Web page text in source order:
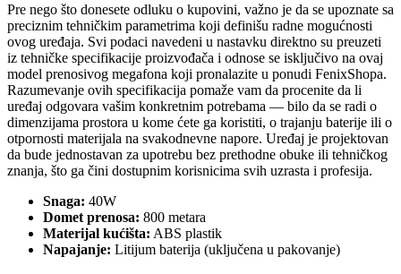
Pre nego što donesete odluku o kupovini, važno je da se upoznate sa
preciznim tehničkim parametrima koji definišu radne mogućnosti
ovog uređaja. Svi podaci navedeni u nastavku direktno su preuzeti
iz tehničke specifikacije proizvođača i odnose se isključivo na ovaj
model prenosivog megafona koji pronalazite u ponudi FenixShopa.
Razumevanje ovih specifikacija pomaže vam da procenite da li
uređaj odgovara vašim konkretnim potrebama — bilo da se radi o
dimenzijama prostora u kome ćete ga koristiti, o trajanju baterije ili o
otpornosti materijala na svakodnevne napore. Uređaj je projektovan
da bude jednostavan za upotrebu bez prethodne obuke ili tehničkog
znanja, što ga čini dostupnim korisnicima svih uzrasta i profesija.
Snaga: 40W
Domet prenosa: 800 metara
Materijal kućišta: ABS plastik
Napajanje: Litijum baterija (uključena u pakovanje)